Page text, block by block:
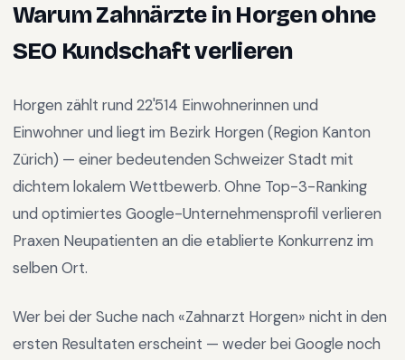
WarumZahnärzteinHorgenohne
SEO Kundschaft verlieren
Horgen zählt rund 22'514 Einwohnerinnen und
Einwohner und liegt im Bezirk Horgen (Region Kanton
Zürich) — einer bedeutenden Schweizer Stadt mit
dichtem lokalem Wettbewerb. Ohne Top-3-Ranking
und optimiertes Google-Unternehmensprofil verlieren
Praxen Neupatienten an die etablierte Konkurrenz im
selben Ort.
Wer bei der Suche nach «Zahnarzt Horgen» nicht in den
ersten Resultaten erscheint — weder bei Google noch